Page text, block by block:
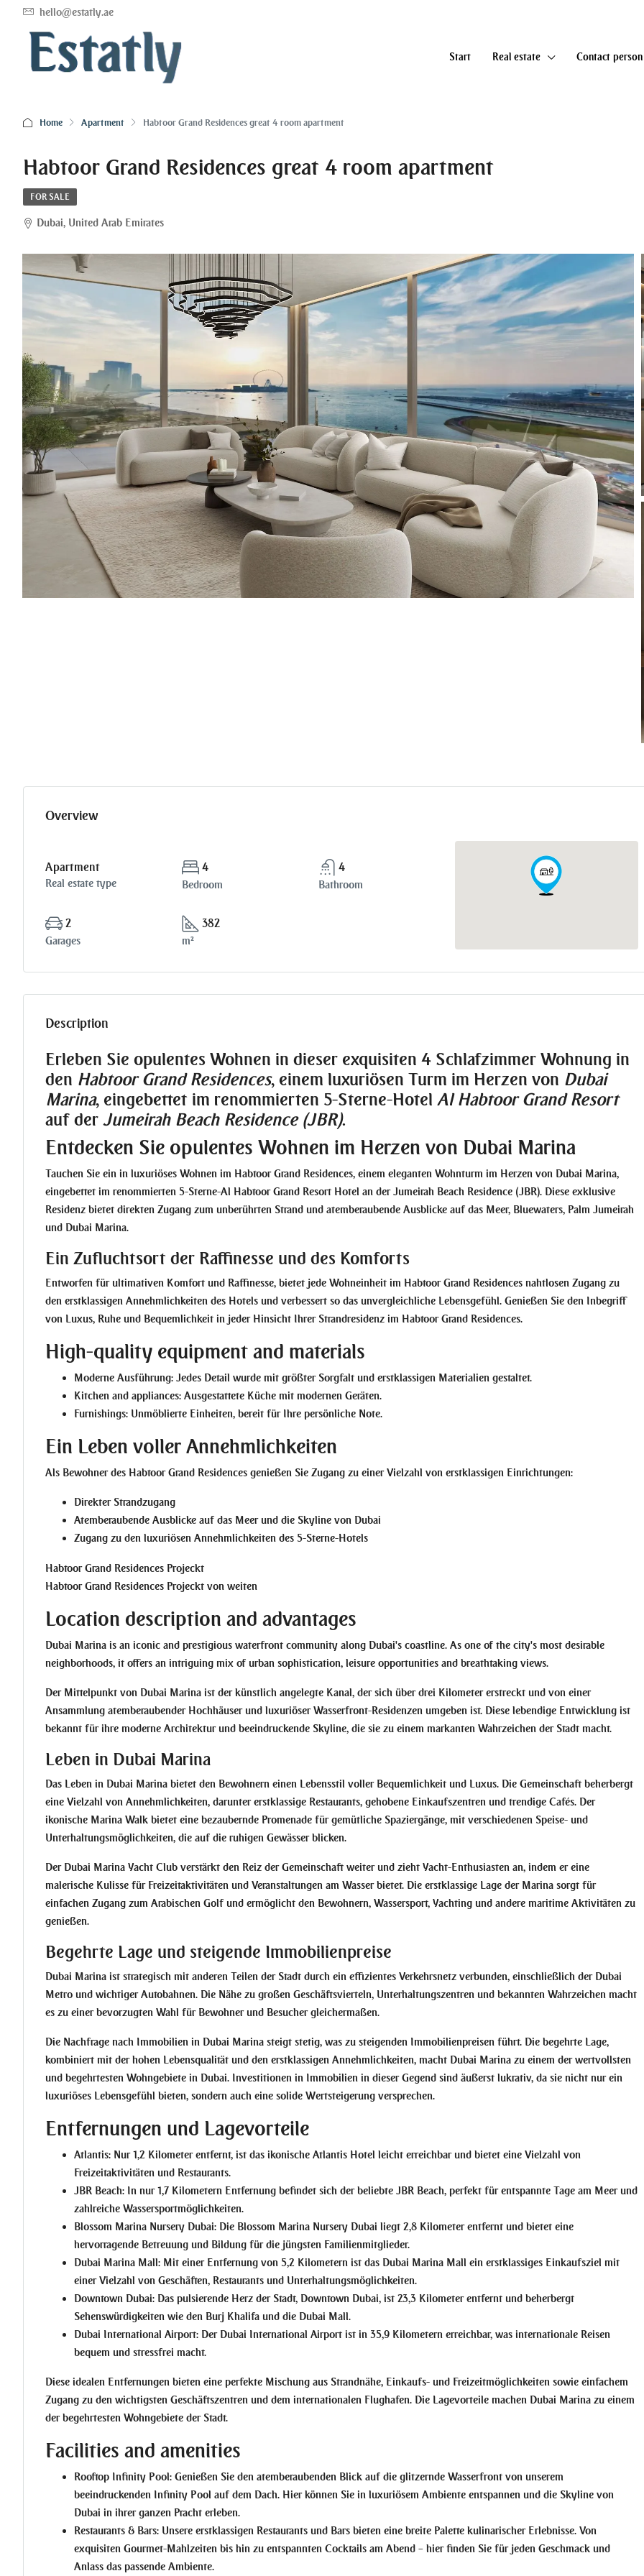
hello@estatly.ae
Start Real estate Contact person
Home Apartment Habtoor Grand Residences great 4 room apartment
Habtoor Grand Residences great 4 room apartment
FOR SALE
Dubai, United Arab Emirates
Overview
Apartment
Real estate type
4
Bedroom
4
Bathroom
2
Garages
382
m²
Description
Erleben Sie opulentes Wohnen in dieser exquisiten 4 Schlafzimmer Wohnung in
den Habtoor Grand Residences, einem luxuriösen Turm im Herzen von Dubai
Marina, eingebettet im renommierten 5-Sterne-Hotel Al Habtoor Grand Resort
auf der Jumeirah Beach Residence (JBR).
Entdecken Sie opulentes Wohnen im Herzen von Dubai Marina
Tauchen Sie ein in luxuriöses Wohnen im Habtoor Grand Residences, einem eleganten Wohnturm im Herzen von Dubai Marina,
eingebettet im renommierten 5-Sterne-Al Habtoor Grand Resort Hotel an der Jumeirah Beach Residence (JBR). Diese exklusive
Residenz bietet direkten Zugang zum unberührten Strand und atemberaubende Ausblicke auf das Meer, Bluewaters, Palm Jumeirah
und Dubai Marina.
Ein Zufluchtsort der Raffinesse und des Komforts
Entworfen für ultimativen Komfort und Raffinesse, bietet jede Wohneinheit im Habtoor Grand Residences nahtlosen Zugang zu
den erstklassigen Annehmlichkeiten des Hotels und verbessert so das unvergleichliche Lebensgefühl. Genießen Sie den Inbegriff
von Luxus, Ruhe und Bequemlichkeit in jeder Hinsicht Ihrer Strandresidenz im Habtoor Grand Residences.
High-quality equipment and materials
Moderne Ausführung: Jedes Detail wurde mit größter Sorgfalt und erstklassigen Materialien gestaltet.
Kitchen and appliances: Ausgestattete Küche mit modernen Geräten.
Furnishings: Unmöblierte Einheiten, bereit für Ihre persönliche Note.
Ein Leben voller Annehmlichkeiten
Als Bewohner des Habtoor Grand Residences genießen Sie Zugang zu einer Vielzahl von erstklassigen Einrichtungen:
Direkter Strandzugang
Atemberaubende Ausblicke auf das Meer und die Skyline von Dubai
Zugang zu den luxuriösen Annehmlichkeiten des 5-Sterne-Hotels
Habtoor Grand Residences Projeckt von weiten
Location description and advantages
Dubai Marina is an iconic and prestigious waterfront community along Dubai's coastline. As one of the city's most desirable
neighborhoods, it offers an intriguing mix of urban sophistication, leisure opportunities and breathtaking views.
Der Mittelpunkt von Dubai Marina ist der künstlich angelegte Kanal, der sich über drei Kilometer erstreckt und von einer
Ansammlung atemberaubender Hochhäuser und luxuriöser Wasserfront-Residenzen umgeben ist. Diese lebendige Entwicklung ist
bekannt für ihre moderne Architektur und beeindruckende Skyline, die sie zu einem markanten Wahrzeichen der Stadt macht.
Leben in Dubai Marina
Das Leben in Dubai Marina bietet den Bewohnern einen Lebensstil voller Bequemlichkeit und Luxus. Die Gemeinschaft beherbergt
eine Vielzahl von Annehmlichkeiten, darunter erstklassige Restaurants, gehobene Einkaufszentren und trendige Cafés. Der
ikonische Marina Walk bietet eine bezaubernde Promenade für gemütliche Spaziergänge, mit verschiedenen Speise- und
Unterhaltungsmöglichkeiten, die auf die ruhigen Gewässer blicken.
Der Dubai Marina Yacht Club verstärkt den Reiz der Gemeinschaft weiter und zieht Yacht-Enthusiasten an, indem er eine
malerische Kulisse für Freizeitaktivitäten und Veranstaltungen am Wasser bietet. Die erstklassige Lage der Marina sorgt für
einfachen Zugang zum Arabischen Golf und ermöglicht den Bewohnern, Wassersport, Yachting und andere maritime Aktivitäten zu
genießen.
Begehrte Lage und steigende Immobilienpreise
Dubai Marina ist strategisch mit anderen Teilen der Stadt durch ein effizientes Verkehrsnetz verbunden, einschließlich der Dubai
Metro und wichtiger Autobahnen. Die Nähe zu großen Geschäftsvierteln, Unterhaltungszentren und bekannten Wahrzeichen macht
es zu einer bevorzugten Wahl für Bewohner und Besucher gleichermaßen.
Die Nachfrage nach Immobilien in Dubai Marina steigt stetig, was zu steigenden Immobilienpreisen führt. Die begehrte Lage,
kombiniert mit der hohen Lebensqualität und den erstklassigen Annehmlichkeiten, macht Dubai Marina zu einem der wertvollsten
und begehrtesten Wohngebiete in Dubai. Investitionen in Immobilien in dieser Gegend sind äußerst lukrativ, da sie nicht nur ein
luxuriöses Lebensgefühl bieten, sondern auch eine solide Wertsteigerung versprechen.
Entfernungen und Lagevorteile
Atlantis: Nur 1,2 Kilometer entfernt, ist das ikonische Atlantis Hotel leicht erreichbar und bietet eine Vielzahl von
Freizeitaktivitäten und Restaurants.
JBR Beach: In nur 1,7 Kilometern Entfernung befindet sich der beliebte JBR Beach, perfekt für entspannte Tage am Meer und
zahlreiche Wassersportmöglichkeiten.
Blossom Marina Nursery Dubai: Die Blossom Marina Nursery Dubai liegt 2,8 Kilometer entfernt und bietet eine
hervorragende Betreuung und Bildung für die jüngsten Familienmitglieder.
Dubai Marina Mall: Mit einer Entfernung von 5,2 Kilometern ist das Dubai Marina Mall ein erstklassiges Einkaufsziel mit
einer Vielzahl von Geschäften, Restaurants und Unterhaltungsmöglichkeiten.
Downtown Dubai: Das pulsierende Herz der Stadt, Downtown Dubai, ist 23,3 Kilometer entfernt und beherbergt
Sehenswürdigkeiten wie den Burj Khalifa und die Dubai Mall.
Dubai International Airport: Der Dubai International Airport ist in 35,9 Kilometern erreichbar, was internationale Reisen
bequem und stressfrei macht.
Diese idealen Entfernungen bieten eine perfekte Mischung aus Strandnähe, Einkaufs- und Freizeitmöglichkeiten sowie einfachem
Zugang zu den wichtigsten Geschäftszentren und dem internationalen Flughafen. Die Lagevorteile machen Dubai Marina zu einem
der begehrtesten Wohngebiete der Stadt.
Facilities and amenities
Rooftop Infinity Pool: Genießen Sie den atemberaubenden Blick auf die glitzernde Wasserfront von unserem
beeindruckenden Infinity Pool auf dem Dach. Hier können Sie in luxuriösem Ambiente entspannen und die Skyline von
Dubai in ihrer ganzen Pracht erleben.
Restaurants & Bars: Unsere erstklassigen Restaurants und Bars bieten eine breite Palette kulinarischer Erlebnisse. Von
exquisiten Gourmet-Mahlzeiten bis hin zu entspannten Cocktails am Abend – hier finden Sie für jeden Geschmack und
Anlass das passende Ambiente.